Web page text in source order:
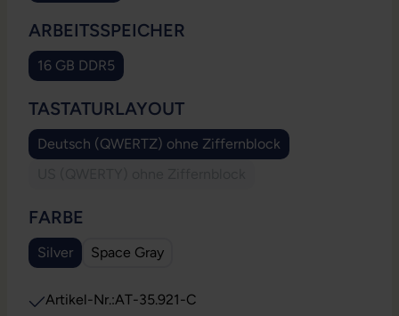
ARBEITSSPEICHER
16 GB DDR5
TASTATURLAYOUTAUSWÄHLEN
Deutsch (QWERTZ) ohne Ziffernblock
FARBE
Silver Space Gray
Artikel-Nr.:AT-35.921-C